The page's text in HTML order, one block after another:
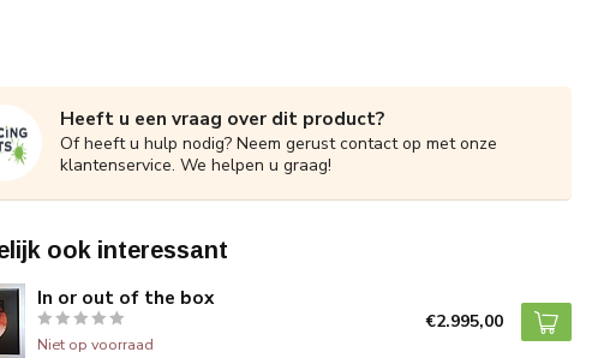
Heeft u een vraag over dit product?
Of heeft u hulp nodig? Neem gerust contact op met onze
klantenservice. We helpen u graag!
ook interessant
In or out of the box
Niet op voorraad
€2.995,00